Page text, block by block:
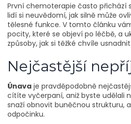
První chemoterapie často přichází
lidí si neuvědomí, jak silně může
tělesné funkce. V tomto článku
pocity, které se objeví po léčbě, a
způsoby, jak si těžké chvíle usnadnit.
Nejčastější
Únava je pravděpodobně
cítíte vyčerpaní, aniž byste udělali
snaží obnovit buněčnou strukturu,
odpočinku.